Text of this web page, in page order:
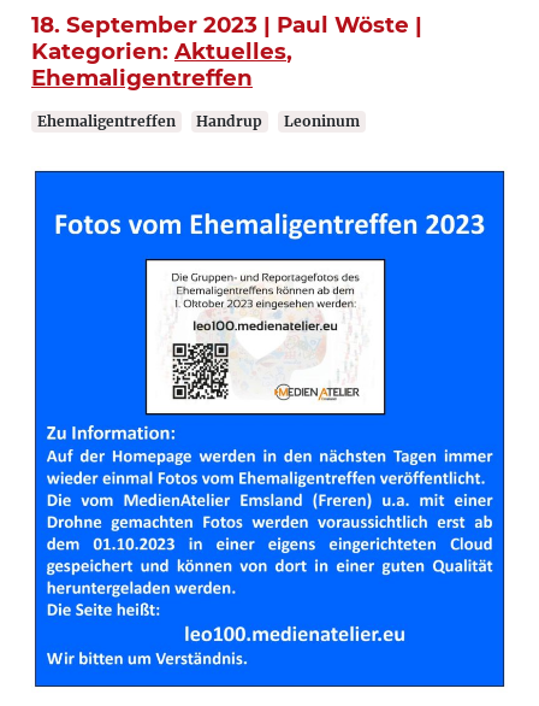
18. September 2023 | Paul Wöste |
Kategorien: Aktuelles,
Ehemaligentreffen
Ehemaligentreffen Handrup Leoninum